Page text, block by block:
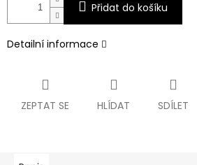
Přidat do košíku
Detailní informace
ZEPTAT SE HLÍDAT SDÍLET